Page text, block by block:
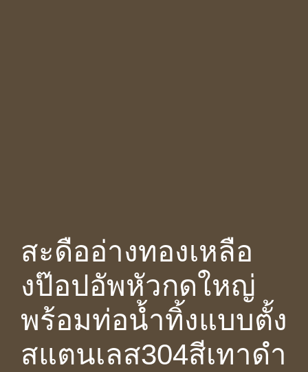
สะดืออ่างทองเหลือ
งป๊อปอัพหัวกดใหญ่
พร้อมท่อน้ำทิ้งแบบตั้ง
สแตนเลส304สีเทาดำ